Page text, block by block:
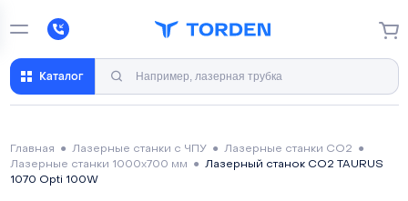
Каталог
Главная ● Лазерные станки с ЧПУ● Лазерные станки CO2 ●
Лазерные станки 1000х700 мм ● Лазерный станок СО2 TAURUS
1070 Opti 100W